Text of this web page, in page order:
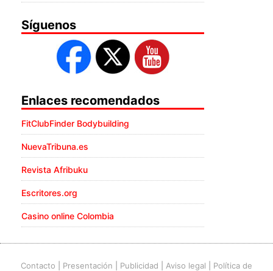
Síguenos
Enlaces recomendados
FitClubFinder Bodybuilding
NuevaTribuna.es
Revista Afribuku
Escritores.org
Casino online Colombia
Contacto Presentación Publicidad Aviso legal Política de